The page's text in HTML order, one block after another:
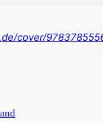
cover/